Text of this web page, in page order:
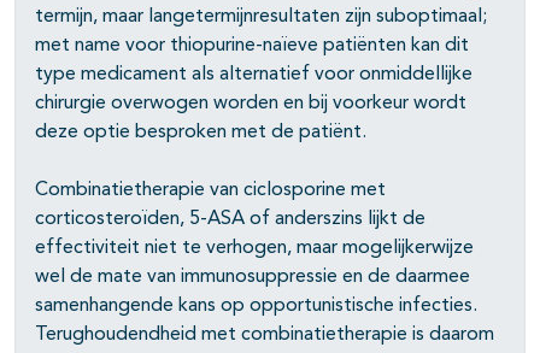
termijn, maar langetermijnresultaten zijn suboptimaal;
met name voor thiopurine-naïeve patiënten kan dit
type medicament als alternatief voor onmiddellijke
chirurgie overwogen worden en bij voorkeur wordt
deze optie besproken met de patiënt.
Combinatietherapie van ciclosporine met
corticosteroïden, 5-ASA of anderszins lijkt de
effectiviteit niet te verhogen, maar mogelijkerwijze
wel de mate van immunosuppressie en de daarmee
samenhangende kans op opportunistische infecties.
Terughoudendheid met combinatietherapie is daarom